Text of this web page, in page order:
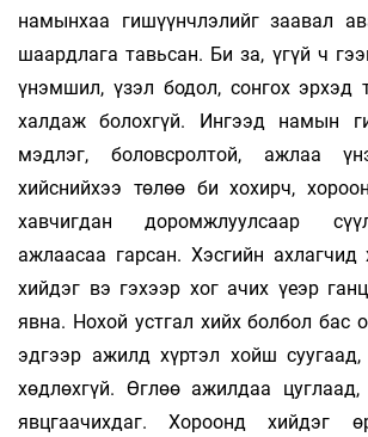
намынхаа гишүүнчлэлийг заавал
шаардлага тавьсан. Би за, үгүй ч
үнэмшил, үзэл бодол, сонгох эрхэд
халдаж болохгүй. Ингээд намын
мэдлэг, боловсролтой, ажлаа
хийснийхээ төлөө би хохирч,
хавчигдан доромжлуулсаар
ажлаасаа гарсан. Хэсгийн
хийдэг вэ гэхээр хог ачих үеэр
явна. Нохой устгал хийх болбол бас
эдгээр ажилд хүртэл хойш
хөдлөхгүй. Өглөө ажилдаа цуглаад,
явцгаачихдаг. Хороонд хийдэг